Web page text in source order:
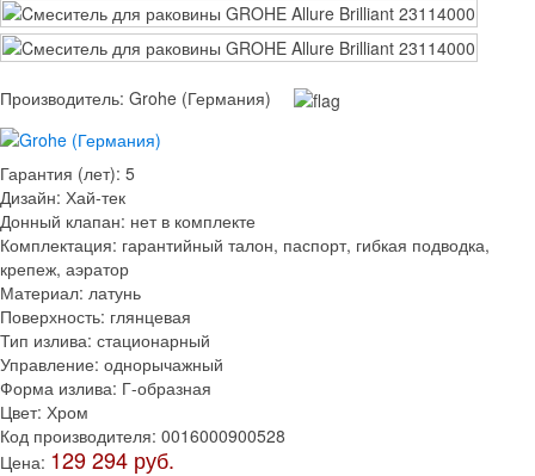
Производитель: Grohe (Германия)
Гарантия (лет): 5
Дизайн: Хай-тек
Донный клапан: нет в комплекте
Комплектация: гарантийный талон, паспорт, гибкая подводка,
крепеж, аэратор
Материал: латунь
Поверхность: глянцевая
Тип излива: стационарный
Управление: однорычажный
Форма излива: Г-образная
Цвет: Хром
Код производителя: 0016000900528
Цена: 129 294 руб.